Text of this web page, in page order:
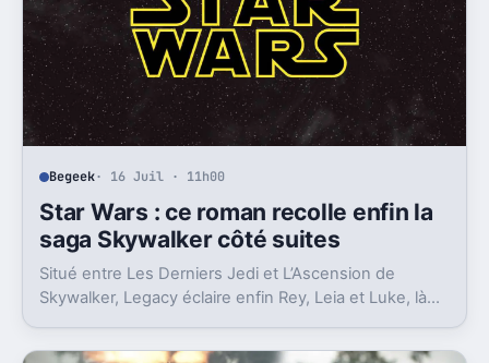
Begeek· 16 Juil · 11h00
Star Wars : ce roman recolle enfin la
saga Skywalker côté suites
Situé entre Les Derniers Jedi et L’Ascension de
Skywalker, Legacy éclaire enfin Rey, Leia et Luke, là